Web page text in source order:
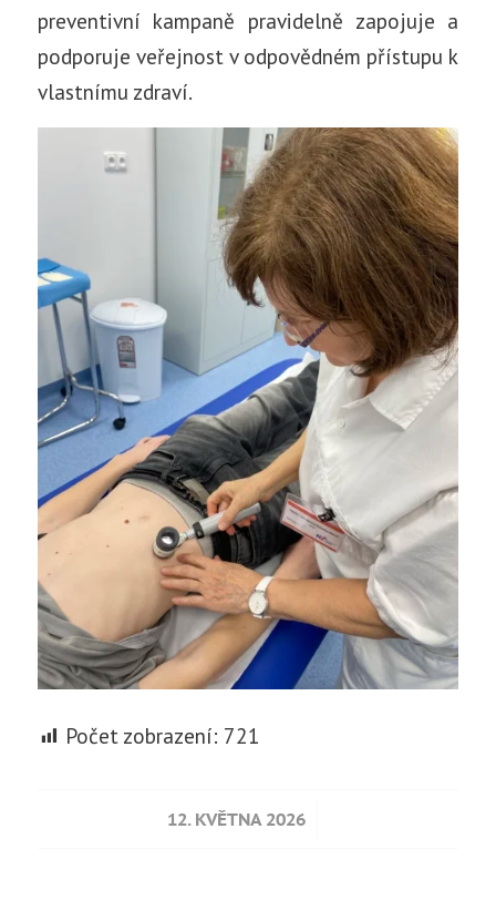
preventivní kampaně pravidelně zapojuje a
podporuje veřejnost v odpovědném přístupu k
vlastnímu zdraví.
Počet zobrazení: 721
12. KVĚTNA 2026
/